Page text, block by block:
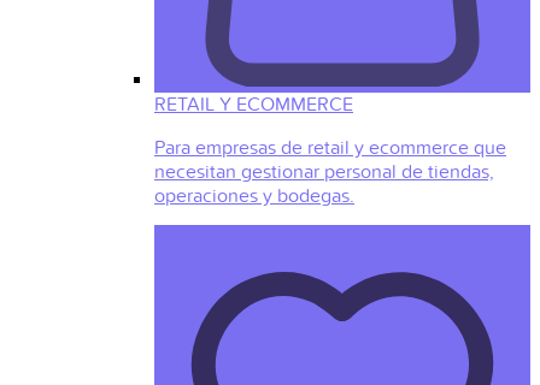
RETAIL Y ECOMMERCE
Para empresas de retail y ecommerce que
necesitan gestionar personal de tiendas,
operaciones y bodegas.